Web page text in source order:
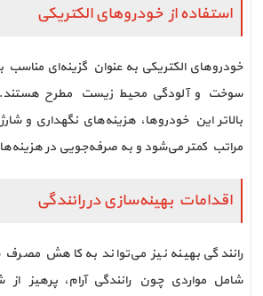
استفاده از خودروهای الکتریکی
خودروهای الکتریکی به عنوان گزینه‌ای
سوخت و آلودگی محیط زیست مطرح هستند.
بالاتر این خودروها، هزینه‌های نگهداری و
مراتب کمتر می‌شود و به صرفه‌جویی در
اقدامات بهینه‌سازی در رانندگی
رانندگی بهینه نیز می‌تواند به کاهش
شامل مواردی چون رانندگی آرام، پرهیز